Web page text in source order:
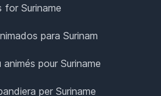
for Suriname
para Surinam
pour Suriname
per Suriname